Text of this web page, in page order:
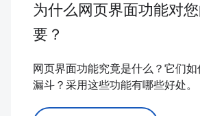
为什么网页界面功能对
要？
网页界面功能究竟是什么？它们
漏斗？采用这些功能有哪些好处。